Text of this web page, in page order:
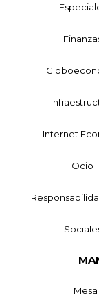
Internet
Ocio